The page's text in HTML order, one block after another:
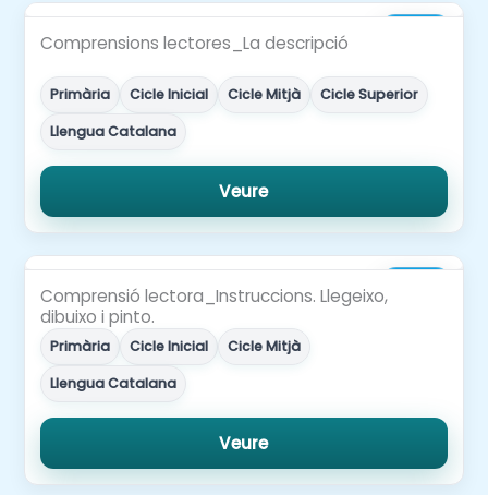
Comprensions lectores_La descripció
Primària Cicle Inicial Cicle Mitjà
Cicle Superior
Llengua Catalana
Veure
Comprensió lectora_Instruccions. Llegeixo,
dibuixo i pinto.
Primària Cicle Inicial
Cicle Mitjà
Llengua Catalana
Veure